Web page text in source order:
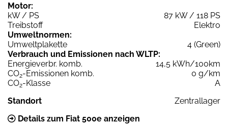
Motor:
kW / PS
87 kW / 118 PS
Treibstoff
Elektro
Umweltnormen:
Umweltplakette
4 (Green)
Verbrauch und Emissionen nach WLTP:
Energieverbr. komb.
14,5 kWh/100km
CO2-Emissionen komb.
0 g/km
CO2-Klasse
A
Standort
Zentrallager
Details zum Fiat 500e anzeigen